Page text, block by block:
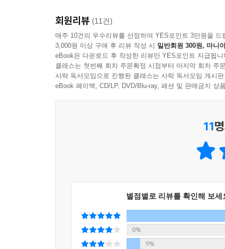
혼자서는 꿈이지만 함께라면 못 가질 것도 없다.
교와 소비에 어색해지면서, 함께 갖는 것에 익숙
--- p.127
저녁 식사란 허기를 달래며 다음 노동을 준비하
서로에게 안전과 신뢰를 보장하며 모여 사는 것
충동이 최대치에 달한다.
어딜 가나 사람이 모이면 갈등이 생긴다고 하지
부대끼는게 좋지 않겠는가.
회원리뷰 (11건)
매주 10건의 우수리뷰를 선정하여 YES포인트 3만원을 드
3,000원 이상 구매 후 리뷰 작성 시 일반회원 300원, 마니
eBook은 다운로드 후 작성한 리뷰만 YES포인트 지급됩니
클래스는 첫번째 회차 주문확정 시점부터 마지막 회차 주
사락 독서모임으로 진행된 클래스는 사락 독서모임 게시
eBook 페이백, CD/LP, DVD/Blu-ray, 패션 및 판매금지 상
11
별점별로 리뷰를 확인해 보세
0%
9%